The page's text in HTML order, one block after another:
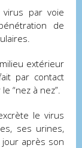
par voie
de
extérieur
par contact
“nez à nez”.
le virus
ses urines,
après son